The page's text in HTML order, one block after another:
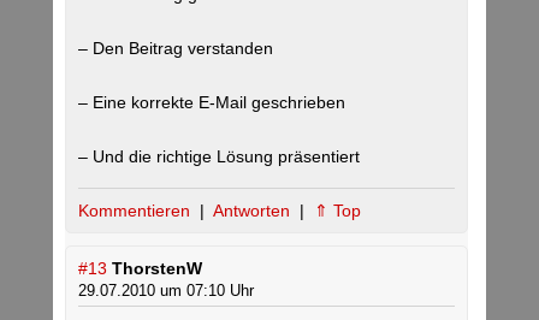
– Den Beitrag verstanden
– Eine korrekte E-Mail geschrieben
– Und die richtige Lösung präsentiert
Kommentieren | Antworten | ⇑ Top
#13 ThorstenW
29.07.2010 um 07:10 Uhr